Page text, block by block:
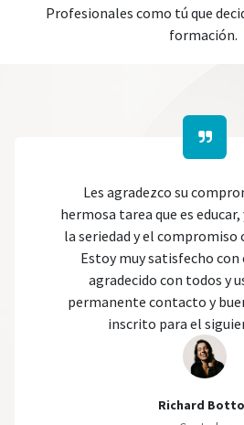
Profesionales como tú que
formación.
Les agradezco su
hermosa tarea que es
la seriedad y el compromiso
Estoy muy satisfecho con
agradecido con todos y
permanente contacto y
inscrito para el
Richard